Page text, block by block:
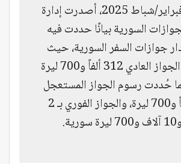
وفي مطلع فبراير/شباط 2025، أصدرت إدارة
السورية بيانًا حددت فيه
جوازات السفر السورية، حيث
بلغت تكلفة الجواز العادي 312 ألفاً و700 ليرة
حُددت رسوم الجواز المستعجل
بـ 432 ألفاً و700 ليرة، والجواز الفوري بـ 2